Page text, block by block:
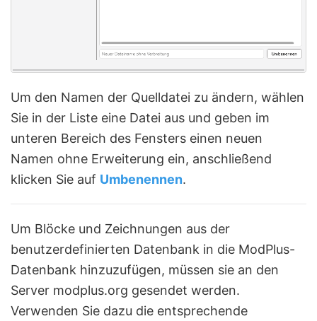
Um den Namen der Quelldatei zu ändern, wählen
Sie in der Liste eine Datei aus und geben im
unteren Bereich des Fensters einen neuen
Namen ohne Erweiterung ein, anschließend
klicken Sie auf Umbenennen.
Um Blöcke und Zeichnungen aus der
benutzerdefinierten Datenbank in die ModPlus-
Datenbank hinzuzufügen, müssen sie an den
Server modplus.org gesendet werden.
Verwenden Sie dazu die entsprechende